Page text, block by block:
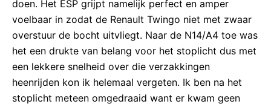
doen. Het ESP grijpt namelijk perfect en amper
voelbaar in zodat de Renault Twingo niet met zwaar
overstuur de bocht uitvliegt. Naar de N14/A4 toe was
het een drukte van belang voor het stoplicht dus met
een lekkere snelheid over die verzakkingen
heenrijden kon ik helemaal vergeten. Ik ben na het
stoplicht meteen omgedraaid want er kwam geen